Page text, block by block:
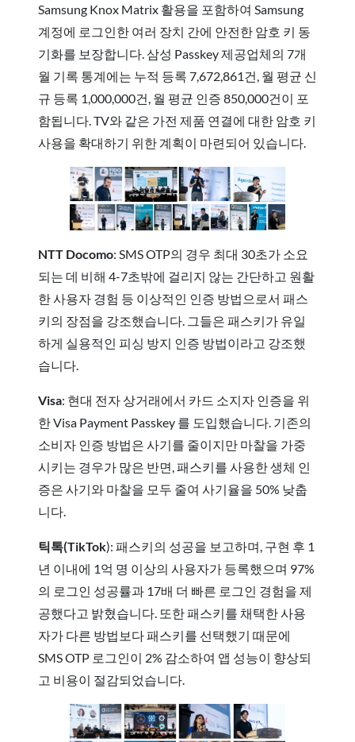
Samsung Knox Matrix 활용을 포함하여 Samsung
계정에 로그인한 여러 장치 간에 안전한 암호 키 동
기화를 보장합니다. 삼성 Passkey 제공업체의 7개
월 기록 통계에는 누적 등록 7,672,861건, 월 평균 신
규 등록 1,000,000건, 월 평균 인증 850,000건이 포
함됩니다. TV와 같은 가전 제품 연결에 대한 암호 키
사용을 확대하기 위한 계획이 마련되어 있습니다.
NTT Docomo: SMS OTP의 경우 최대 30초가 소요
되는 데 비해 4-7초밖에 걸리지 않는 간단하고 원활
한 사용자 경험 등 이상적인 인증 방법으로서 패스
키의 장점을 강조했습니다. 그들은 패스키가 유일
하게 실용적인 피싱 방지 인증 방법이라고 강조했
습니다.
Visa: 현대 전자 상거래에서 카드 소지자 인증을 위
한 Visa Payment Passkey 를 도입했습니다. 기존의
소비자 인증 방법은 사기를 줄이지만 마찰을 가중
시키는 경우가 많은 반면, 패스키를 사용한 생체 인
증은 사기와 마찰을 모두 줄여 사기율을 50% 낮춥
니다.
틱톡(TikTok): 패스키의 성공을 보고하며, 구현 후 1
년 이내에 1억 명 이상의 사용자가 등록했으며 97%
의 로그인 성공률과 17배 더 빠른 로그인 경험을 제
공했다고 밝혔습니다. 또한 패스키를 채택한 사용
자가 다른 방법보다 패스키를 선택했기 때문에
SMS OTP 로그인이 2% 감소하여 앱 성능이 향상되
고 비용이 절감되었습니다.